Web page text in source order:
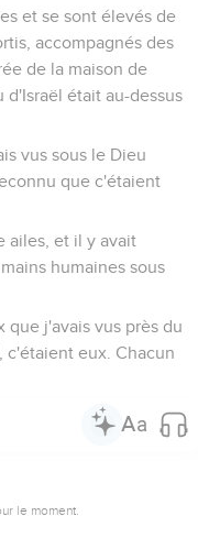
et se sont élevés de
accompagnés des
de la maison de
était au-dessus
vus sous le Dieu
que c'étaient
ailes, et il y avait
humaines sous
que j'avais vus près du
c'étaient eux. Chacun
le moment.